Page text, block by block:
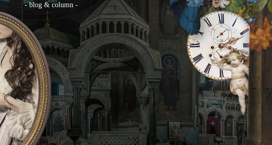
- blog & column -